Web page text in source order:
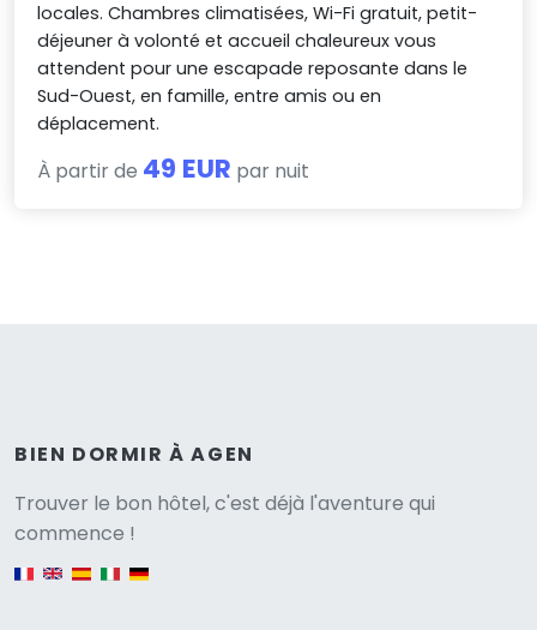
locales. Chambres climatisées, Wi-Fi gratuit, petit-
déjeuner à volonté et accueil chaleureux vous
attendent pour une escapade reposante dans le
Sud-Ouest, en famille, entre amis ou en
déplacement.
À partir de 49 EUR par nuit
BIEN DORMIR À AGEN
Trouver le bon hôtel, c'est déjà l'aventure qui
commence !